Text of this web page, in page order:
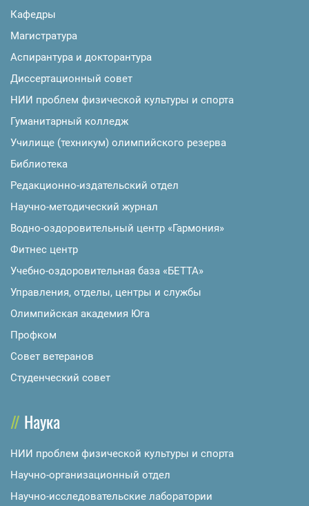
Кафедры
Магистратура
Аспирантура и докторантура
Диссертационный совет
НИИ проблем физической культуры и спорта
Гуманитарный колледж
Училище (техникум) олимпийского резерва
Библиотека
Редакционно-издательский отдел
Научно-методический журнал
Водно-оздоровительный центр «Гармония»
Фитнес центр
Учебно-оздоровительная база «БЕТТА»
Управления, отделы, центры и службы
Олимпийская академия Юга
Профком
Совет ветеранов
Студенческий совет
Наука
НИИ проблем физической культуры и спорта
Научно-организационный отдел
Научно-исследовательские лаборатории